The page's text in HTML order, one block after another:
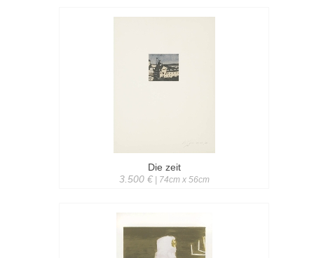
Die zeit
3.500 €| 74cm x 56cm